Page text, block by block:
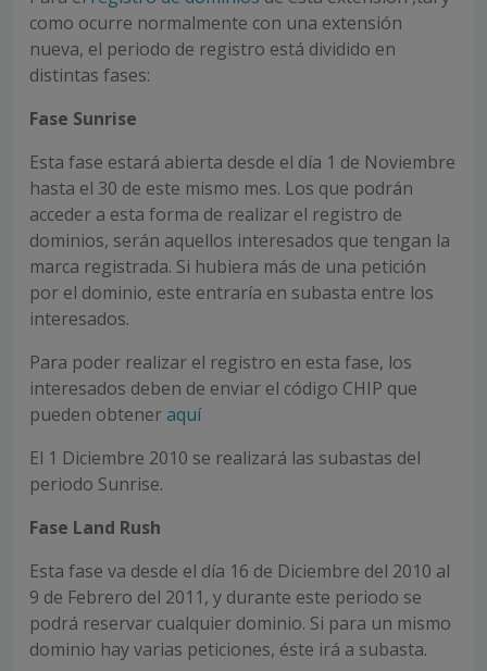
como ocurre normalmente con una extensión
nueva, el periodo de registro está dividido en
distintas fases:
Fase Sunrise
Esta fase estará abierta desde el día 1 de Noviembre
hasta el 30 de este mismo mes. Los que podrán
acceder a esta forma de realizar el registro de
dominios, serán aquellos interesados que tengan la
marca registrada. Si hubiera más de una petición
por el dominio, este entraría en subasta entre los
interesados.
Para poder realizar el registro en esta fase, los
interesados deben de enviar el código CHIP que
pueden obteneraquí
El 1 Diciembre 2010 se realizará las subastas del
periodo Sunrise.
Fase Land Rush
Esta fase va desde el día 16 de Diciembre del 2010 al
9 de Febrero del 2011, y durante este periodo se
podrá reservar cualquier dominio. Si para un mismo
dominio hay varias peticiones, éste irá a subasta.